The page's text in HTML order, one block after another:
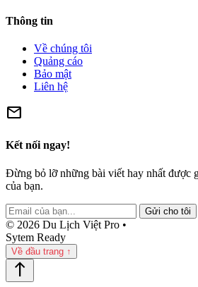
Thông tin
Về chúng tôi
Quảng cáo
Bảo mật
Liên hệ
mail
Kết nối ngay!
Đừng bỏ lỡ những bài viết hay nhất được
của bạn.
Gửi cho tôi
© 2026 Du Lịch Việt Pro •
Sytem Ready
Về đầu trang ↑
north